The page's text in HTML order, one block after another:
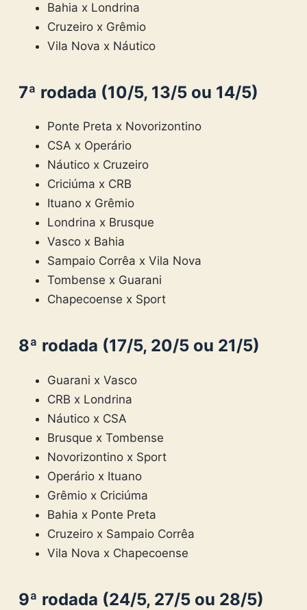
Bahia x Londrina
Cruzeiro x Grêmio
Vila Nova x Náutico
7ª rodada (10/5, 13/5 ou 14/5)
Ponte Preta x Novorizontino
CSA x Operário
Náutico x Cruzeiro
Criciúma x CRB
Ituano x Grêmio
Londrina x Brusque
Vasco x Bahia
Sampaio Corrêa x Vila Nova
Tombense x Guarani
Chapecoense x Sport
8ª rodada (17/5, 20/5 ou 21/5)
Guarani x Vasco
CRB x Londrina
Náutico x CSA
Brusque x Tombense
Novorizontino x Sport
Operário x Ituano
Grêmio x Criciúma
Bahia x Ponte Preta
Cruzeiro x Sampaio Corrêa
Vila Nova x Chapecoense
9ª rodada (24/5, 27/5 ou 28/5)